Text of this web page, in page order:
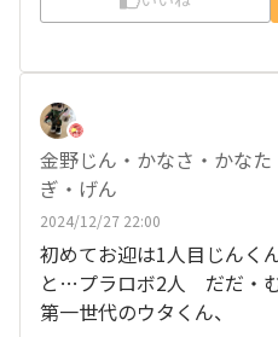
金野じん・かなさ・かな
ぎ・げん
2024/12/27 22:00
初めてお迎は1人目じんく
と…プラロボ2人 だだ・
第一世代のウタくん、